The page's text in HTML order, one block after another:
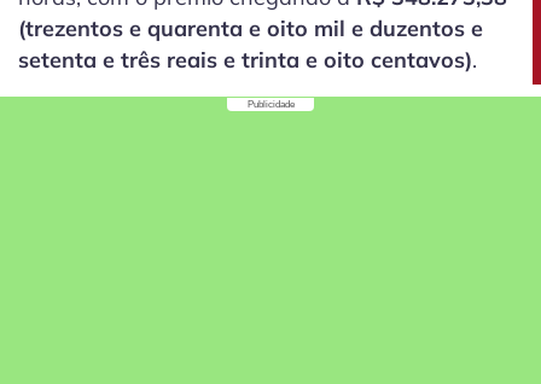
(trezentos e quarenta e oito mil e duzentos e
setenta e três reais e trinta e oito centavos).
Publicidade